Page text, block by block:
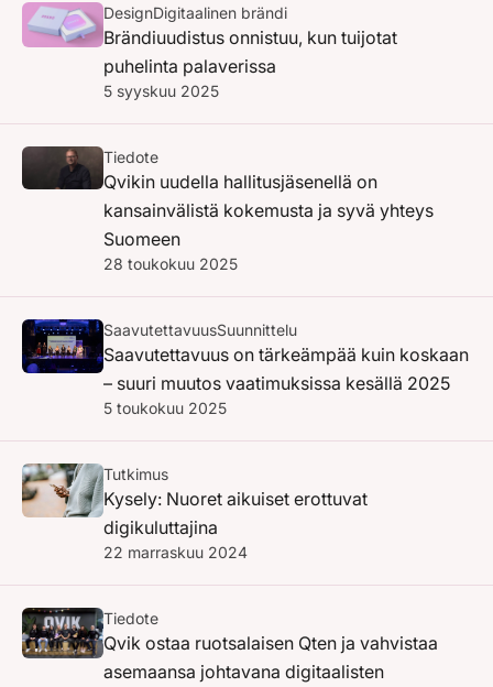
DesignDigitaalinen brändi
Brändiuudistus onnistuu, kun tuijotat
puhelinta palaverissa
5 syyskuu 2025
Tiedote
Qvikin uudella hallitusjäsenellä on
kansainvälistä kokemusta ja syvä yhteys
Suomeen
28 toukokuu 2025
SaavutettavuusSuunnittelu
Saavutettavuus on tärkeämpää kuin koskaan
– suuri muutos vaatimuksissa kesällä 2025
5 toukokuu 2025
Tutkimus
Kysely: Nuoret aikuiset erottuvat
digikuluttajina
22 marraskuu 2024
Tiedote
Qvik ostaa ruotsalaisen Qten ja vahvistaa
asemaansa johtavana digitaalisten